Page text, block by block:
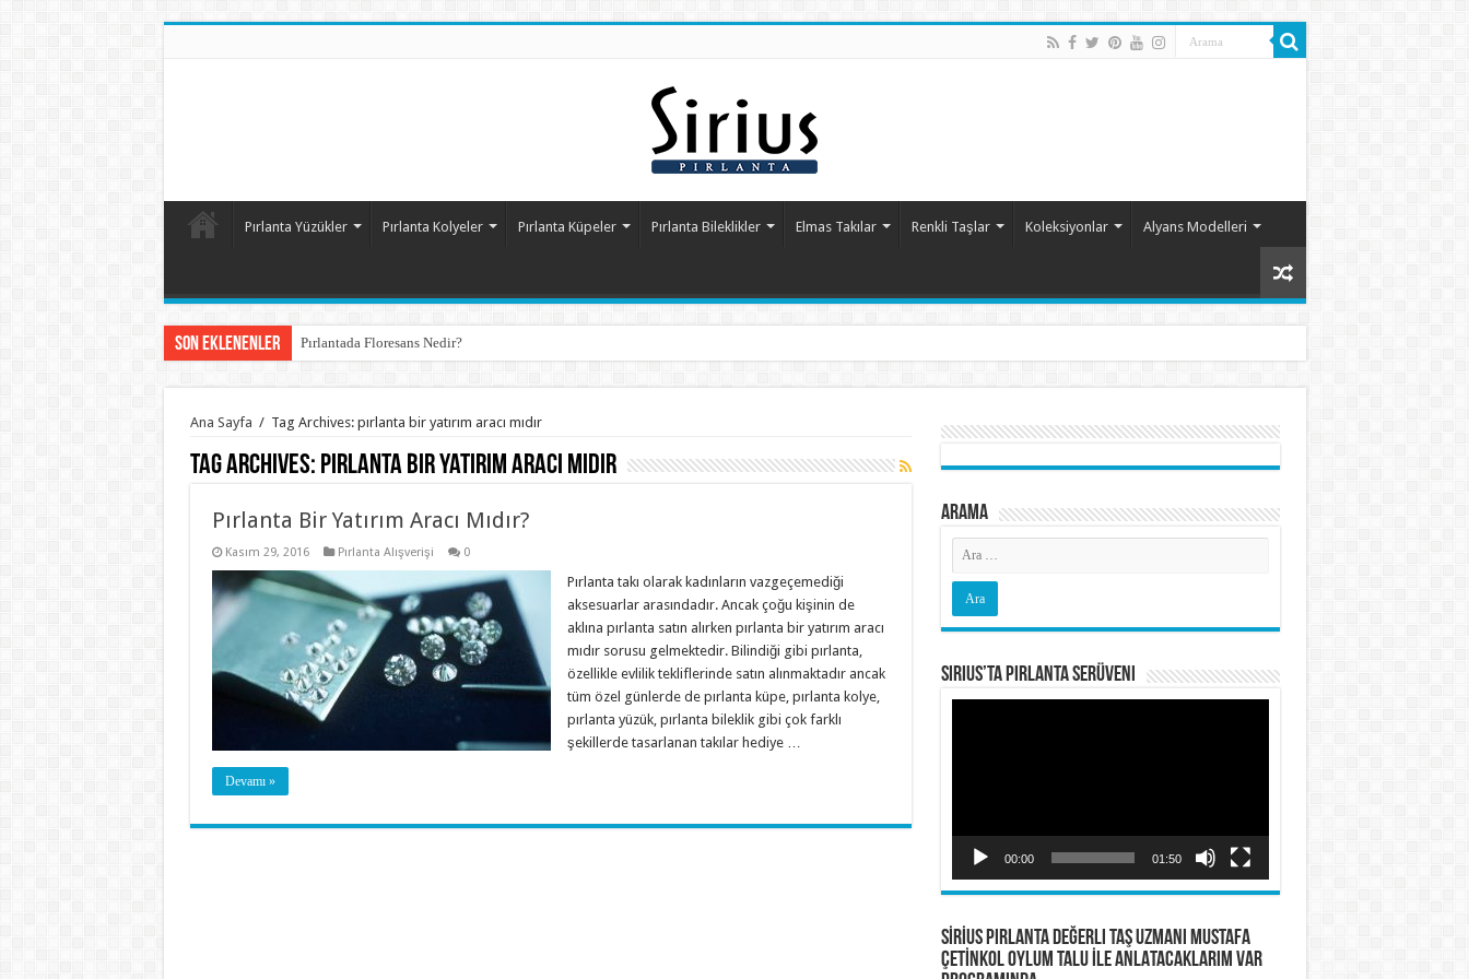
Pırlanta Yüzükler Pırlanta Kolyeler Pırlanta Küpeler Pırlanta Bileklikler Elmas Takılar Renkli Taşlar Koleksiyonlar Alyans Modelleri
Son Eklenenler Pırlantada Floresans Nedir?
Ana Sayfa / Tag Archives: pırlanta bir yatırım aracı mıdır
Tag Archives: pırlanta bir yatırım aracı mıdır
Pırlanta Bir Yatırım Aracı Mıdır?
Kasım 29, 2016 Pırlanta Alışverişi 0
Pırlanta takı olarak kadınların vazgeçemediği
aksesuarlar arasındadır. Ancak çoğu kişinin de
aklına pırlanta satın alırken pırlanta bir yatırım aracı
mıdır sorusu gelmektedir. Bilindiği gibi pırlanta,
özellikle evlilik tekliflerinde satın alınmaktadır ancak
tüm özel günlerde de pırlanta küpe, pırlanta kolye,
pırlanta yüzük, pırlanta bileklik gibi çok farklı
şekillerde tasarlanan takılar hediye …
Devamı »
Arama
Sirius’ta Pırlanta Serüveni
00:00 01:50
SİRİUS PIRLANTA Değerli Taş Uzmanı Mustafa
ÇETİNKOL OYLUM TALU İLE ANLATACAKLARIM VAR